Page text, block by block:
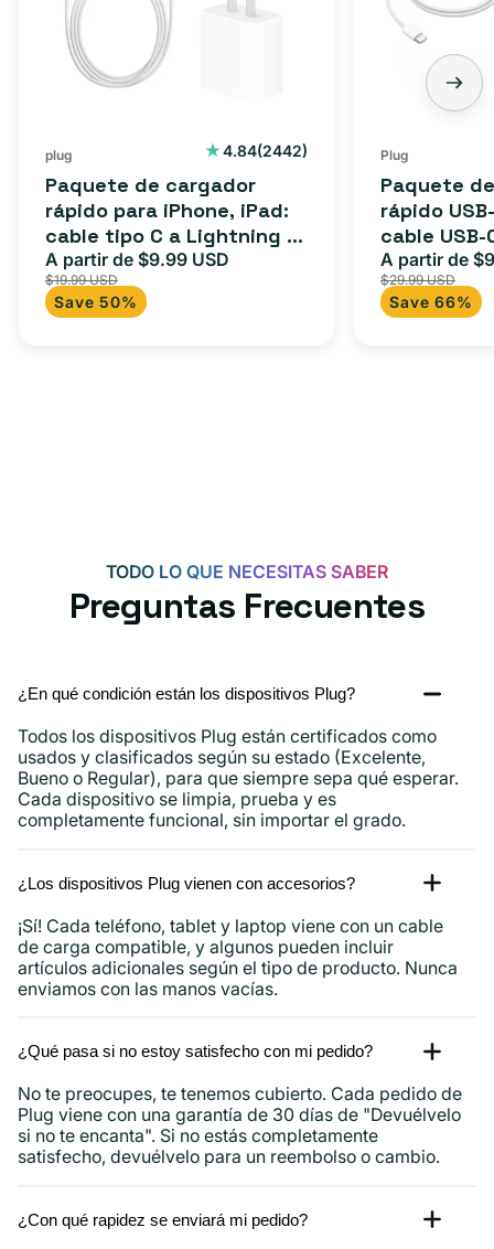
iPhone,
iPad:
a
Lightning
(1
m)
+
adaptador
plug 4.84(2442)
2442
Paquete de cargador
rápido para iPhone, iPad:
cable tipo C a Lightning (1
m) + adaptador tipo C
Precio
de
oferta
A partir de $9.99 USD
$19.99 USD
Save 50%
USB-
C
a
USB-
C
Android,
iPhone
15,
Plug
Paquete
rápido
cable USB-
adaptador
para
iPad y más.
Precio
de
oferta
A partir de
$29.99 USD
Save 66%
TODO LO QUE NECESITAS SABER
Preguntas Frecuentes
¿En qué condición están los dispositivos Plug?
Todos los dispositivos Plug están certificados como
usados ​​y clasificados según su estado (Excelente,
Bueno o Regular), para que siempre sepa qué esperar.
Cada dispositivo se limpia, prueba y es
completamente funcional, sin importar el grado.
¿Los dispositivos Plug vienen con accesorios?
¡Sí! Cada teléfono, tablet y laptop viene con un cable
de carga compatible, y algunos pueden incluir
artículos adicionales según el tipo de producto. Nunca
enviamos con las manos vacías.
¿Qué pasa si no estoy satisfecho con mi pedido?
No te preocupes, te tenemos cubierto. Cada pedido de
Plug viene con una garantía de 30 días de "Devuélvelo
si no te encanta". Si no estás completamente
satisfecho, devuélvelo para un reembolso o cambio.
¿Con qué rapidez se enviará mi pedido?